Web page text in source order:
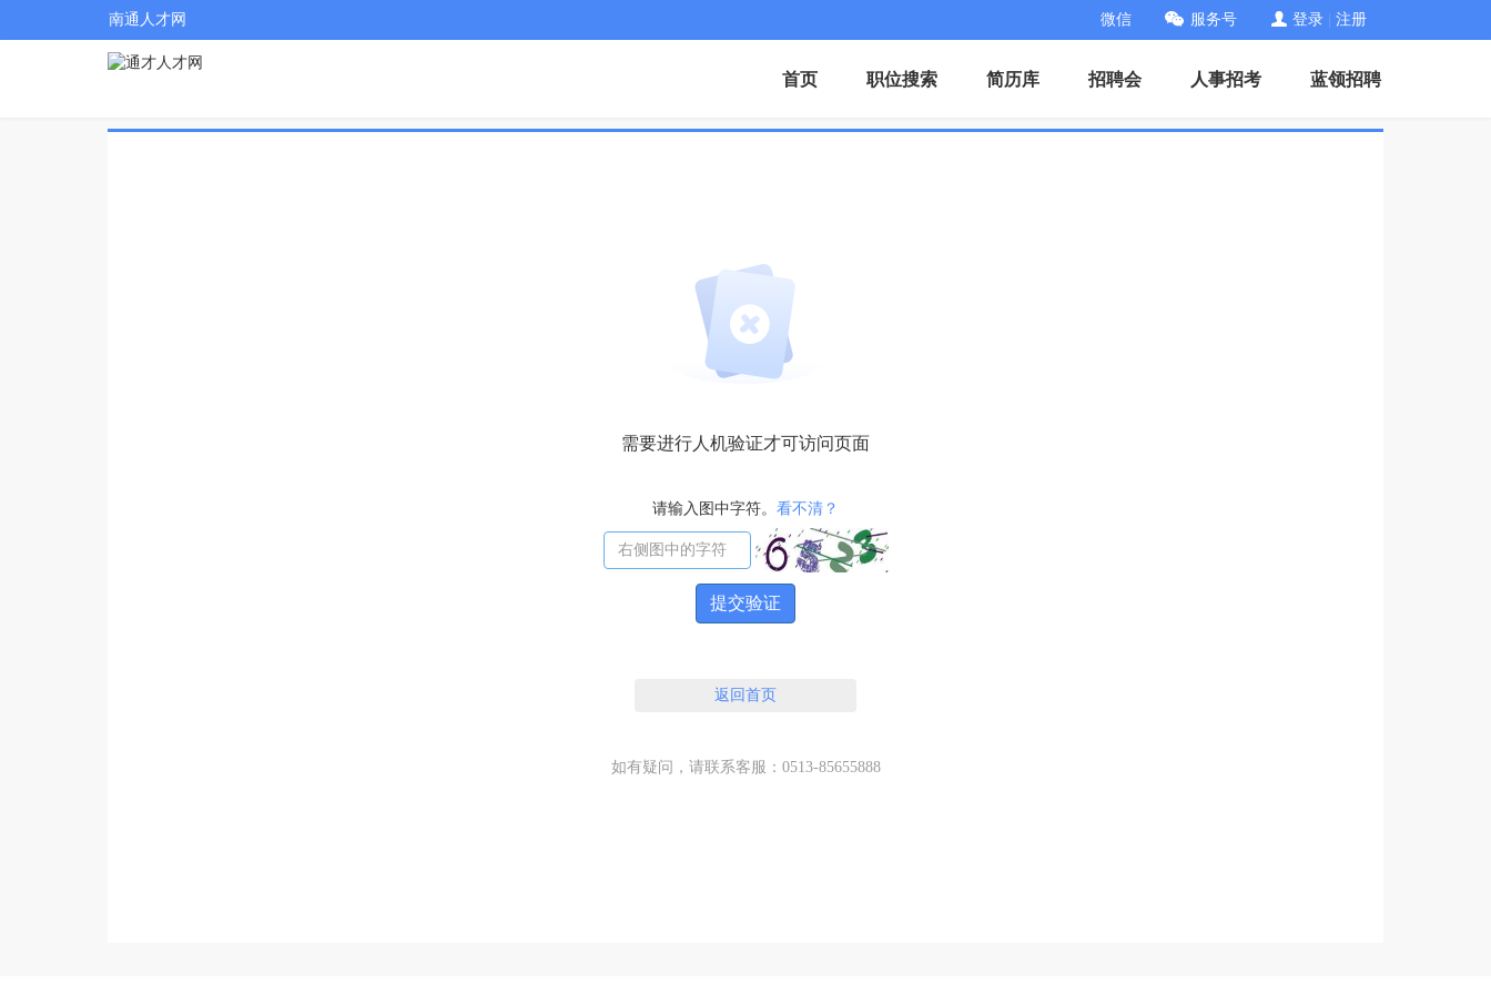
南通人才网 微信 服务号 登录 注册
首页 职位搜索 简历库 招聘会 人事招考 蓝领招聘
需要进行人机验证才可访问页面
请输入图中字符。 看不清？
提交验证
返回首页
如有疑问，请联系客服：0513-85655888